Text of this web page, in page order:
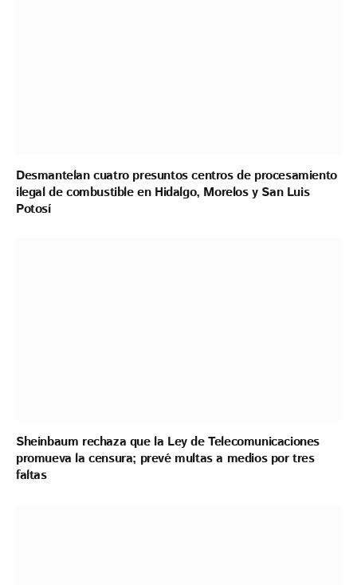
Desmantelan cuatro presuntos centros de procesamiento
ilegal de combustible en Hidalgo, Morelos y San Luis
Potosí
Sheinbaum rechaza que la Ley de Telecomunicaciones
promueva la censura; prevé multas a medios por tres
faltas